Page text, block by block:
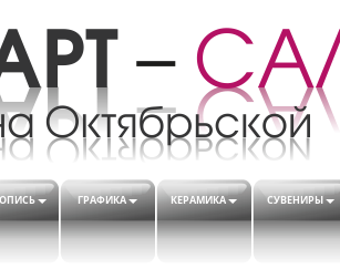
ГРАФИКА КЕРАМИКА СУВЕНИРЫ